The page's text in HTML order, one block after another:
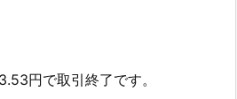
円で取引終了です。